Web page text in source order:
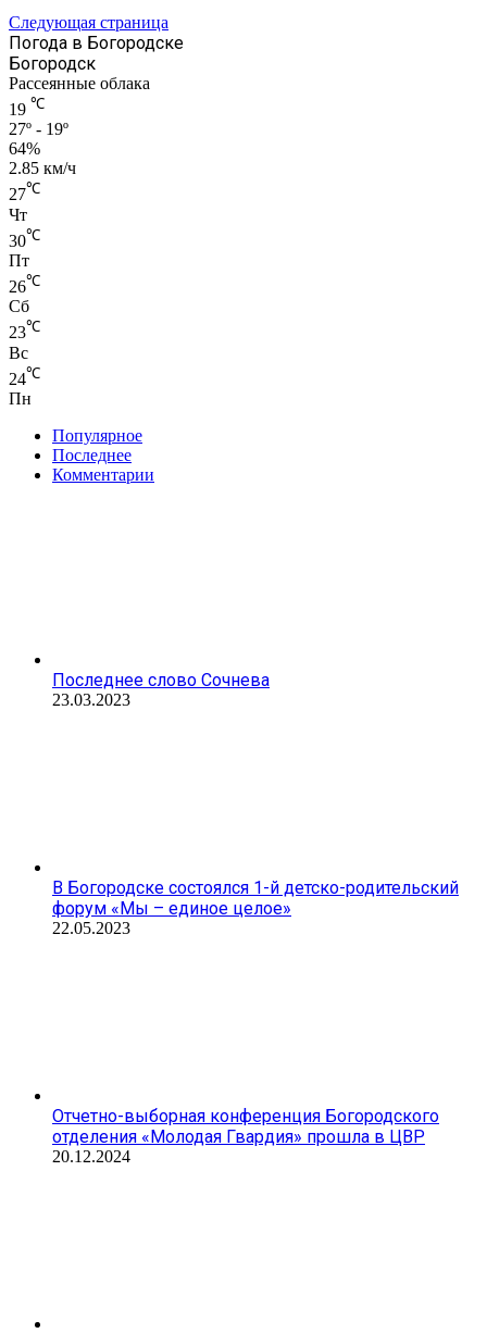
Следующая страница
Погода в Богородске
Богородск
Рассеянные облака
19 ℃
27º - 19º
64%
2.85 км/ч
27℃
Чт
30℃
Пт
26℃
Сб
23℃
Вс
24℃
Пн
Популярное
Последнее
Комментарии
Последнее слово Сочнева
23.03.2023
В Богородске состоялся 1-й детско-родительский
форум «Мы – единое целое»
22.05.2023
Отчетно-выборная конференция Богородского
отделения «Молодая Гвардия» прошла в ЦВР
20.12.2024